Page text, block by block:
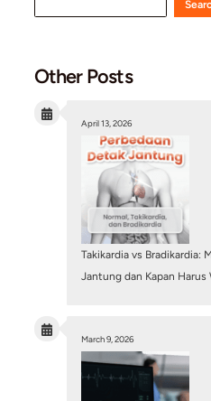
Mitos atau Fakta:
Penyakit Jantung
July 6, 2026/Blog